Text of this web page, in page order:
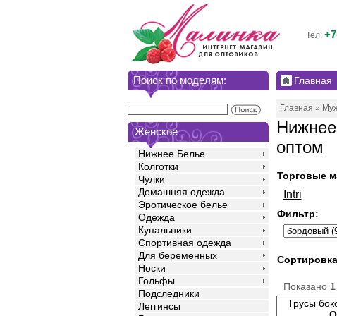
Тел:
Поиск по моделям:
Женское
Нижнее Белье
Колготки
Чулки
Домашняя одежда
Эротическое белье
Одежда
Купальники
Спортивная одежда
Для беременных
Носки
Гольфы
Подследники
Леггинсы
Главная
Главная »
оптом
Торговые
Intri
Фильтр:
Показано 1
Трусы